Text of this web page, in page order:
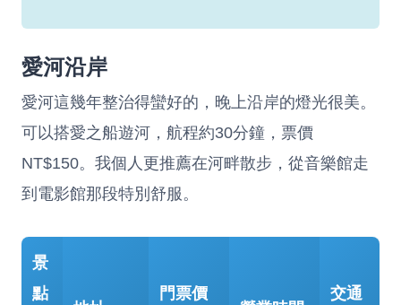
愛河沿岸
愛河這幾年整治得蠻好的，晚上沿岸的燈光很美。
可以搭愛之船遊河，航程約30分鐘，票價
NT$150。我個人更推薦在河畔散步，從音樂館走
到電影館那段特別舒服。
景
點
門票價
交通